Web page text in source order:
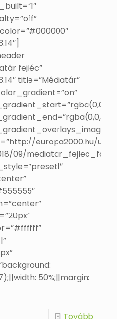
fejléc”
title=”Médiatár”
europa2000.hu/uj/
09/mediatar_fejlec_foto-
50%;||margin:
Tovább